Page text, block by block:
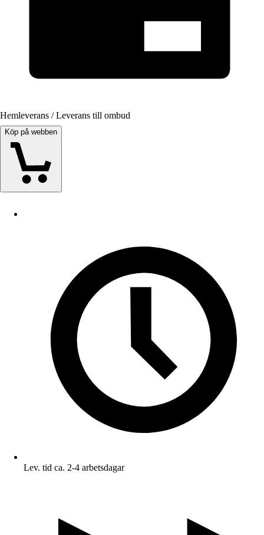
Hemleverans / Leverans till ombud
Köp på webben
Lev. tid ca. 2-4 arbetsdagar